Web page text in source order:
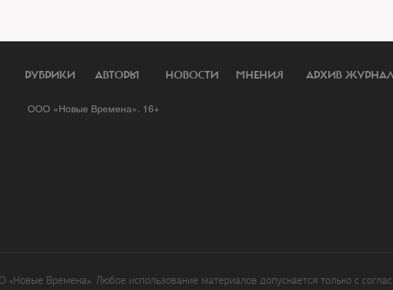
РУБРИКИ АВТОРЫ НОВОСТИ МНЕНИЯ АРХИВ
ООО «Новые Времена». 16+
Времена». Любое использование материалов допускается только с